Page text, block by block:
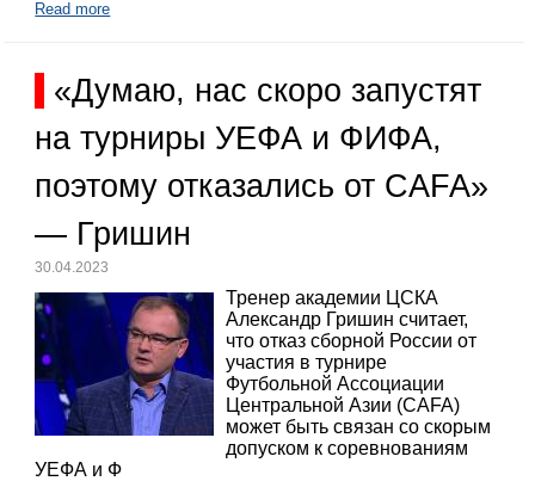
Read more
«Думаю, нас скоро запустят
на турниры УЕФА и ФИФА,
поэтому отказались от CAFA»
— Гришин
30.04.2023
Тренер академии ЦСКА
Александр Гришин считает,
что отказ сборной России от
участия в турнире
Футбольной Ассоциации
Центральной Азии (CAFA)
может быть связан со скорым
допуском к соревнованиям
УЕФА и Ф